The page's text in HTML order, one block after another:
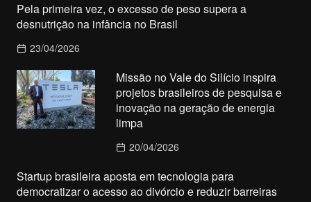
Pela primeira vez, o excesso de peso supera a
desnutrição na infância no Brasil
23/04/2026
Missão no Vale do Silício inspira
projetos brasileiros de pesquisa e
inovação na geração de energia
limpa
20/04/2026
Startup brasileira aposta em tecnologia para
democratizar o acesso ao divórcio e reduzir barreiras